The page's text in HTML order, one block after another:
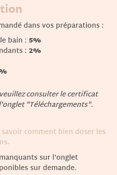
dans vos préparations :
bain : 5%
: 2%
consulter le certificat
"Téléchargements".
comment bien doser les
sur l'onglet
sur demande.